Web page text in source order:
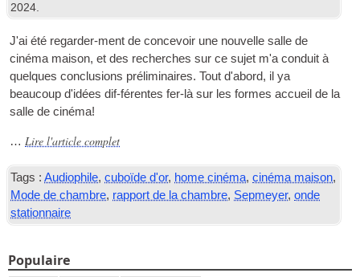
2024.
J'ai été regarder-ment de concevoir une nouvelle salle de
cinéma maison, et des recherches sur ce sujet m'a conduit à
quelques conclusions préliminaires. Tout d'abord, il ya
beaucoup d'idées dif-férentes fer-là sur les formes accueil de la
salle de cinéma!
… Lire l'article complet
Tags : Audiophile,cuboïde d'or, home cinéma,cinéma maison,
Mode de chambre, rapport de la chambre, Sepmeyer,onde
stationnaire
Populaire